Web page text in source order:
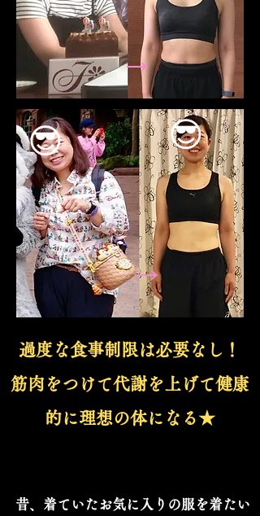
​
→
→
😎 😎
過度な食事制限は必要なし！
筋肉をつけて代謝を上げて健康
的に理想の体になる★
昔、着ていた お気に入りの服を着たい